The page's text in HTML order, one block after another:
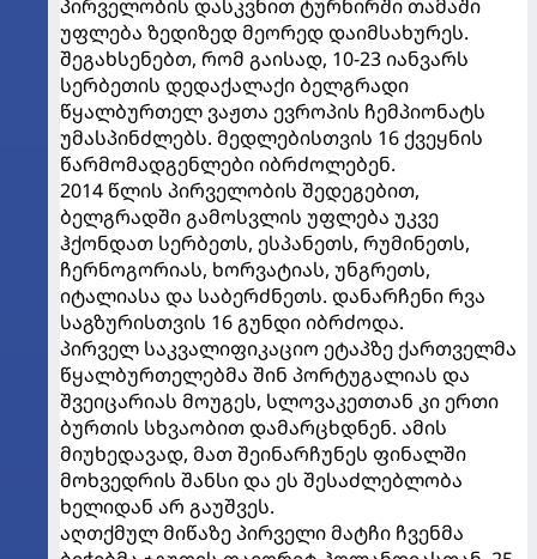
პირველობის დასკვნით ტურნირში თამაში
უფლება ზედიზედ მეორედ დაიმსახურეს.
შეგახსენებთ, რომ გაისად, 10-23 იანვარს
სერბეთის დედაქალაქი ბელგრადი
წყალბურთელ ვაჟთა ევროპის ჩემპიონატს
უმასპინძლებს. მედლებისთვის 16 ქვეყნის
წარმომადგენლები იბრძოლებენ.
2014 წლის პირველობის შედეგებით,
ბელგრადში გამოსვლის უფლება უკვე
ჰქონდათ სერბეთს, ესპანეთს, რუმინეთს,
ჩერნოგორიას, ხორვატიას, უნგრეთს,
იტალიასა და საბერძნეთს. დანარჩენი რვა
საგზურისთვის 16 გუნდი იბრძოდა.
პირველ საკვალიფიკაციო ეტაპზე ქართველმა
წყალბურთელებმა შინ პორტუგალიას და
შვეიცარიას მოუგეს, სლოვაკეთთან კი ერთი
ბურთის სხვაობით დამარცხდნენ. ამის
მიუხედავად, მათ შეინარჩუნეს ფინალში
მოხვედრის შანსი და ეს შესაძლებლობა
ხელიდან არ გაუშვეს.
აღთქმულ მიწაზე პირველი მატჩი ჩვენმა